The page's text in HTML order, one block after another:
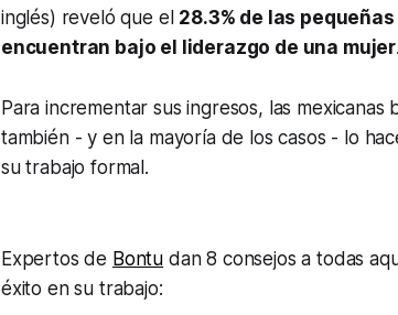
inglés) reveló que el 28.3% de las
encuentran bajo el liderazgo de una mujer.
Para incrementar sus ingresos, las
también - y en la mayoría de los casos - lo
su trabajo formal.
Expertos de Bontu dan 8 consejos a todas
éxito en su trabajo: